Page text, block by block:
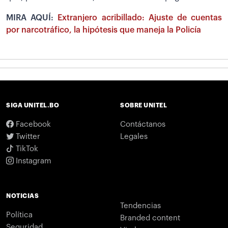
MIRA AQUÍ:
Extranjero acribillado: Ajuste de cuentas
por narcotráfico, la hipótesis que maneja la Policía
SIGA UNITEL.BO
Facebook
Twitter
TikTok
Instagram
SOBRE UNITEL
Contáctanos
Legales
NOTICIAS
Política
Tendencias
Branded content